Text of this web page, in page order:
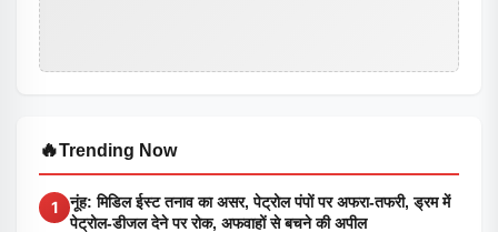
🔥Trending Now
1
नूंह: मिडिल ईस्ट तनाव का असर, पेट्रोल पंपों पर अफरा-तफरी, ड्रम में
पेट्रोल-डीजल देने पर रोक, अफवाहों से बचने की अपील